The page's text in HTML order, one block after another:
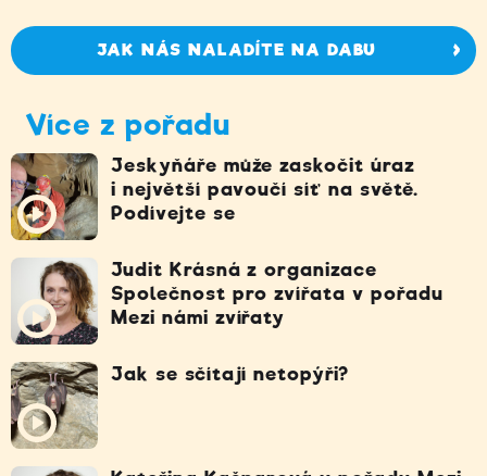
JAK NÁS NALADÍTE NA DABU
Více z pořadu
Jeskyňáře může zaskočit úraz
i největší pavoučí síť na světě.
Podívejte se
Judit Krásná z organizace
Společnost pro zvířata v pořadu
Mezi námi zvířaty
Jak se sčítají netopýři?